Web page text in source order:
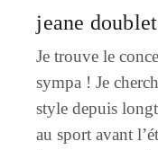
jeane doublet
Je trouve le
sympa ! Je
style depuis
au sport avant